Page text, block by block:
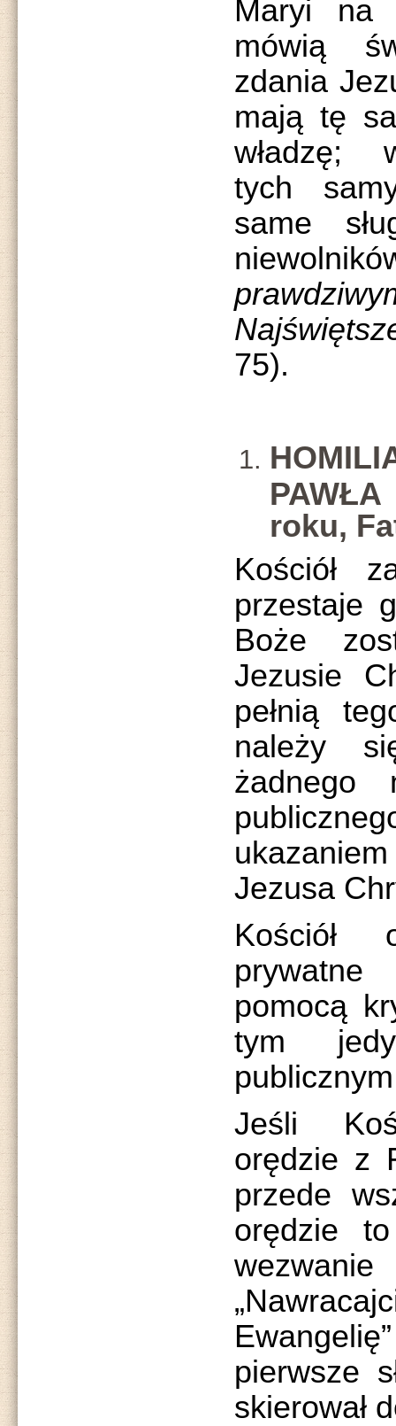
Maryi na
mówią
zdania
mają tę
władzę;
tych
same
75).
roku,
Kościół
przestaje
Boże
Jezusie
pełnią
należy
żadnego
Jezusa
Kościół
pomocą
tym
Jeśli
orędzie z
przede
orędzie
pierwsze
skierował